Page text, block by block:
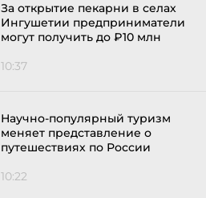
За открытие пекарни в селах
Ингушетии предприниматели
могут получить до ₽10 млн
10:37
Научно-популярный туризм
меняет представление о
путешествиях по России
10:22